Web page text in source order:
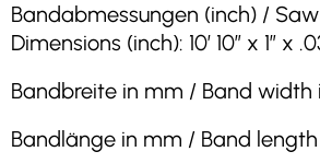
Bandabmessungen (inch) /
Dimensions (inch): 10′ 10″ x 1″ x
Bandbreite in mm / Band width
Bandlänge in mm / Band